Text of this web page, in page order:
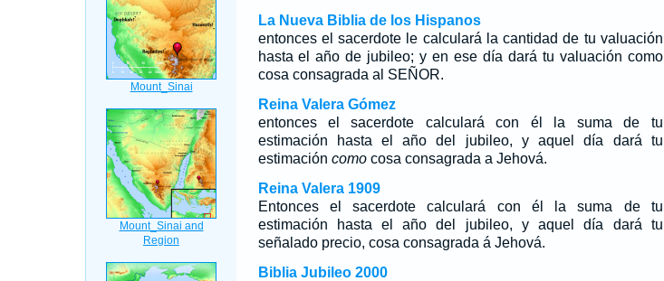
La Nueva Biblia de los Hispanos
entonces el sacerdote le calculará la cantidad de tu valuación
hasta el año de jubileo; y en ese día dará tu valuación como
cosa consagrada al SEÑOR.
Reina Valera Gómez
entonces el sacerdote calculará con él la suma de tu
estimación hasta el año del jubileo, y aquel día dará tu
estimación comocosa consagrada a Jehová.
Reina Valera 1909
Entonces el sacerdote calculará con él la suma de tu
estimación hasta el año del jubileo, y aquel día dará tu
señalado precio, cosa consagrada á Jehová.
Biblia Jubileo 2000